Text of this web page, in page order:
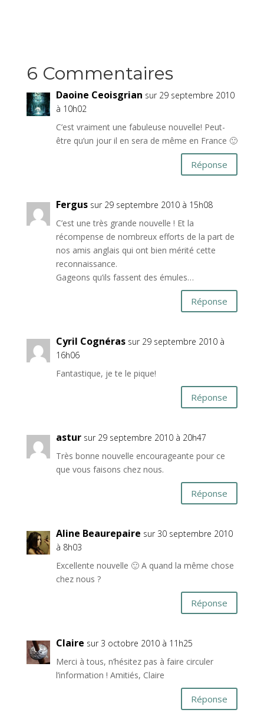
6 Commentaires
Daoine Ceoisgrian sur 29 septembre 2010
à 10h02
C’est vraiment une fabuleuse nouvelle! Peut-
être qu’un jour il en sera de même en France 🙂
Réponse
Fergus sur 29 septembre 2010 à 15h08
C’est une très grande nouvelle ! Et la
récompense de nombreux efforts de la part de
nos amis anglais qui ont bien mérité cette
reconnaissance.
Gageons qu’ils fassent des émules…
Réponse
Cyril Cognéras sur 29 septembre 2010 à
16h06
Fantastique, je te le pique!
Réponse
astur sur 29 septembre 2010 à 20h47
Très bonne nouvelle encourageante pour ce
que vous faisons chez nous.
Réponse
Aline Beaurepaire sur 30 septembre 2010
à 8h03
Excellente nouvelle 🙂 A quand la même chose
chez nous ?
Réponse
Claire sur 3 octobre 2010 à 11h25
Merci à tous, n’hésitez pas à faire circuler
l’information ! Amitiés, Claire
Réponse